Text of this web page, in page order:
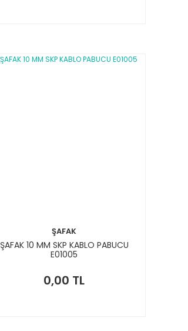
ŞAFAK
ŞAFAK 10 MM SKP KABLO PABUCU
E01005
0,00 TL